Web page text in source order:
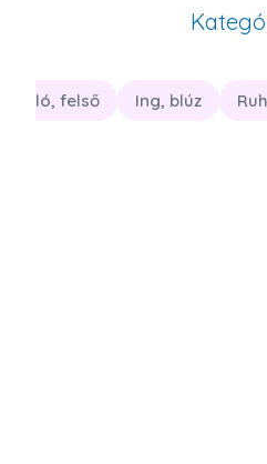
Póló, felső Ing, blúz